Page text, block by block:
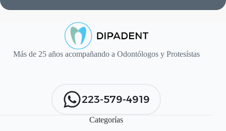
Más de 25 años acompañando a Odontólogos y Protesístas
223-579-4919
Categorías